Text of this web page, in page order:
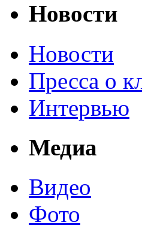
Новости
Новости
Пресса о
Интервью
Медиа
Видео
Фото